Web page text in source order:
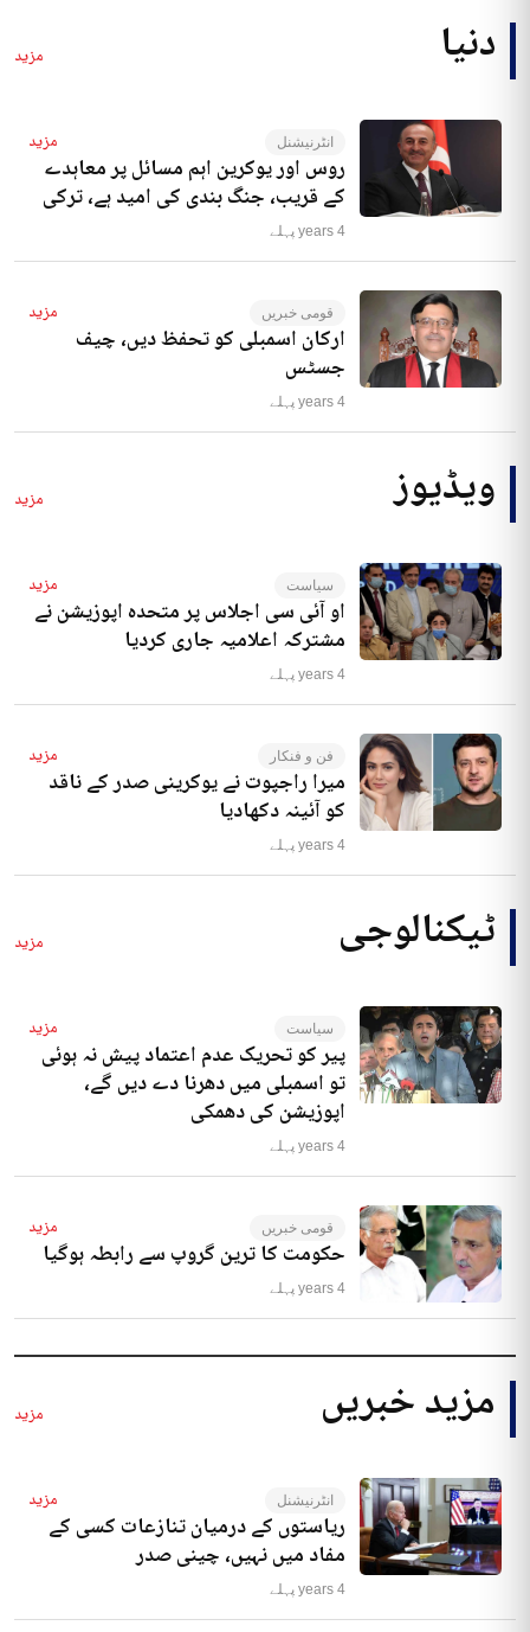
دنیا مزید
انٹرنیشنل مزید
روس اور یوکرین اہم مسائل پر معاہدے
کے قریب، جنگ بندی کی امید ہے، ترکی
4 years پہلے
قومی خبریں مزید
ارکان اسمبلی کو تحفظ دیں، چیف
جسٹس
4 years پہلے
ویڈیوز مزید
سیاست مزید
او آئی سی اجلاس پر متحدہ اپوزیشن نے
مشترکہ اعلامیہ جاری کردیا
4 years پہلے
فن و فنکار مزید
میرا راجپوت نے یوکرینی صدر کے ناقد
کو آئینہ دکھادیا
4 years پہلے
ٹیکنالوجی مزید
سیاست مزید
پیر کو تحریک عدم اعتماد پیش نہ ہوئی
تو اسمبلی میں دھرنا دے دیں گے،
اپوزیشن کی دھمکی
4 years پہلے
قومی خبریں مزید
حکومت کا ترین گروپ سے رابطہ ہوگیا
4 years پہلے
مزید خبریں مزید
انٹرنیشنل مزید
ریاستوں کے درمیان تنازعات کسی کے
مفاد میں نہیں، چینی صدر
4 years پہلے